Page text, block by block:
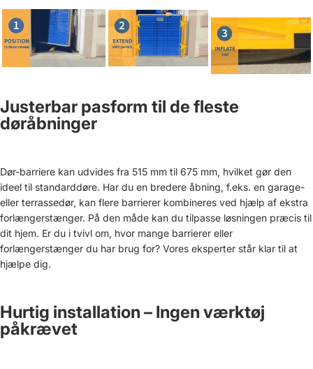
Justerbar pasform til de fleste
døråbninger
Dør-barriere kan udvides fra 515 mm til 675 mm, hvilket gør den
ideel til standarddøre. Har du en bredere åbning, f.eks. en garage-
eller terrassedør, kan flere barrierer kombineres ved hjælp af ekstra
forlængerstænger. På den måde kan du tilpasse løsningen præcis til
dit hjem. Er du i tvivl om, hvor mange barrierer eller
forlængerstænger du har brug for? Vores eksperter står klar til at
hjælpe dig.
Hurtig installation – Ingen værktøj
påkrævet